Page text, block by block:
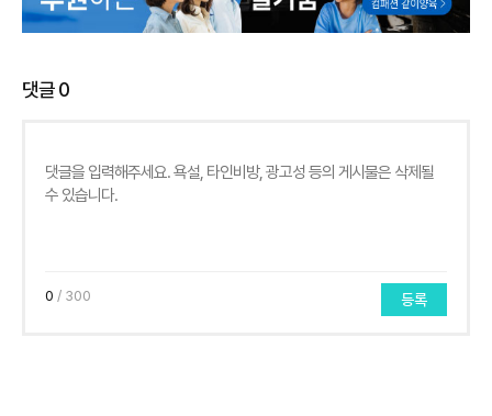
댓글0
0 / 300 등록